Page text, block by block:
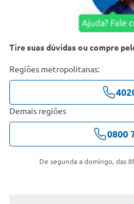
Tire suas dúvidas ou compre
Regiões metropolitanas:
Demais regiões
0800
De segunda a domingo, das